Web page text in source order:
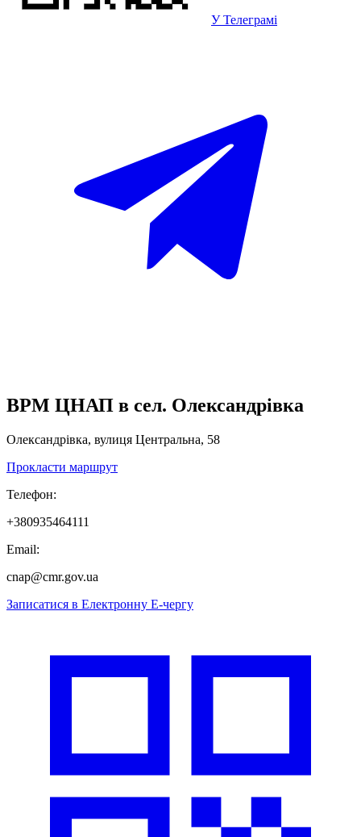
У Телеграмі
ВРМ ЦНАП в сел. Олександрівка
Олександрівка, вулиця Центральна, 58
Прокласти маршрут
Телефон:
+380935464111
Email:
cnap@cmr.gov.ua
Записатися в Електронну Е-чергу